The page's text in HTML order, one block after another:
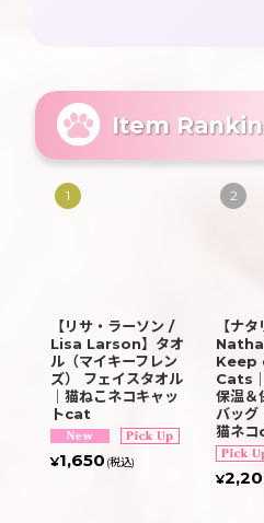
Item
1
【リサ・ラーソン /
Lisa Larson】タオ
ル（マイキーフレン
ズ） フェイスタオル
｜猫ねこネコキャッ
トcat
¥1,650 (税込)
2
【ナ
Keep
Cats
保温＆
バッグ
猫ネ
¥